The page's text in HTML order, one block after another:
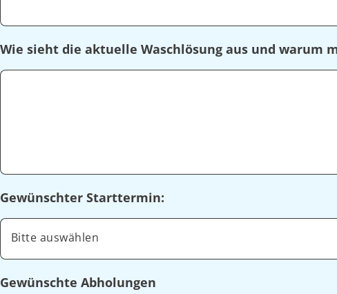
Wie sieht die aktuelle Waschlösung aus und warum
Gewünschter Starttermin:
Bitte auswählen
Gewünschte Abholungen